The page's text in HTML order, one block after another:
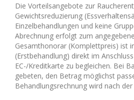
Die Vorteilsangebote zur
Gewichtsreduzierung
Einzelbehandlungen und keine
Abrechnung erfolgt zum
Gesamthonorar (Komplettpreis) ist
(Erstbehandlung) direkt im
EC-/Kreditkarte zu begleichen. Bei
gebeten, den Betrag möglichst
Behandlungsrechnung wird nach